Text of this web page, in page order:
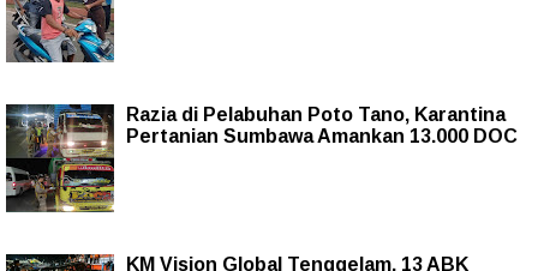
Razia di Pelabuhan Poto Tano, Karantina
Pertanian Sumbawa Amankan 13.000 DOC
KM Vision Global Tenggelam, 13 ABK